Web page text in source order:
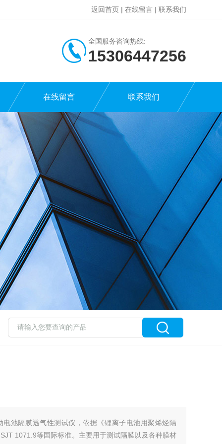
返回首页 | 在线留言 | 联系我们
全国服务咨询热线:
15306447256
在线留言 联系我们
电池隔膜透气性测试仪，依据《锂离子电池用聚烯烃隔
1071.9等国际标准。主要用于测试隔膜以及各种膜材